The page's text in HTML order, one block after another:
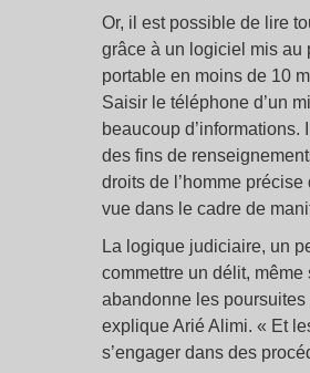
Or, il est possible de lire
grâce à un logiciel mis au
portable en moins de 10
Saisir le téléphone d’un
beaucoup
des fins de
droits de l’homme
vue dans le cadre de
La logique judiciaire, un
commettre un délit, même
abandonne les poursuites
explique Arié Alimi. « Et
s’engager dans des